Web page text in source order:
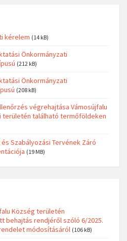
kérelem (14 kB)
Önkormányzati
(212 kB)
Önkormányzati
(208 kB)
végrehajtása Vámosújfalu
található termőföldeken
Szabályozási Tervének Záró
(19 MB)
Község területén
behajtás rendjéről szóló 6/2025.
módosításáról (106 kB)